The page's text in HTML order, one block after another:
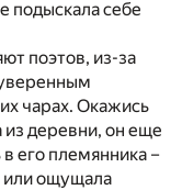
подыскала себе
поэтов, из-за
чарах. Окажись
из деревни, он еще
его племянника –
или ощущала